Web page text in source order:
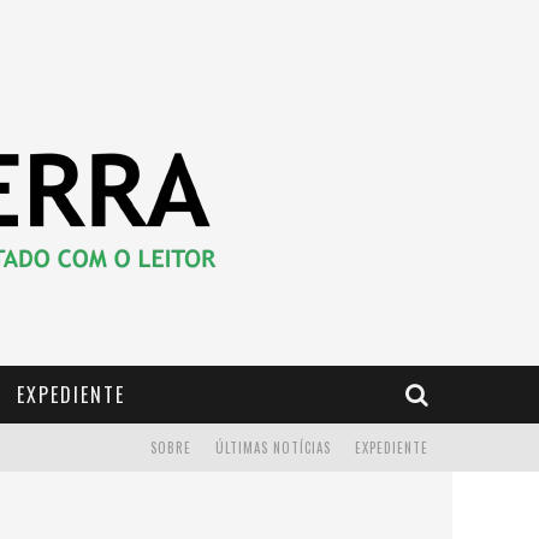
EXPEDIENTE
EXPEDIENTE
ÚLTIMAS NOTÍCIAS
SOBRE